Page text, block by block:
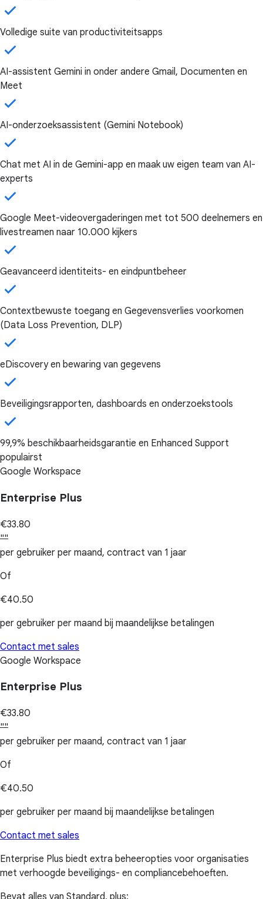
Volledige suite van productiviteitsapps
AI-assistent Gemini in onder andere Gmail, Documenten en
Meet
AI-onderzoeksassistent (Gemini Notebook)
Chat met AI in de Gemini-app en maak uw eigen team van AI-
experts
Google Meet-videovergaderingen met tot 500 deelnemers en
livestreamen naar 10.000 kijkers
Geavanceerd identiteits- en eindpuntbeheer
Contextbewuste toegang en Gegevensverlies voorkomen
(Data Loss Prevention, DLP)
eDiscovery en bewaring van gegevens
Beveiligingsrapporten, dashboards en onderzoekstools
99,9% beschikbaarheidsgarantie en Enhanced Support
populairst
Google Workspace
Enterprise Plus
€33.80
""
per gebruiker per maand, contract van 1 jaar
Of
€40.50
per gebruiker per maand bij maandelijkse betalingen
Contact met sales
Google Workspace
Enterprise Plus
€33.80
""
per gebruiker per maand, contract van 1 jaar
Of
€40.50
per gebruiker per maand bij maandelijkse betalingen
Contact met sales
Enterprise Plus biedt extra beheeropties voor organisaties
met verhoogde beveiligings- en compliancebehoeften.